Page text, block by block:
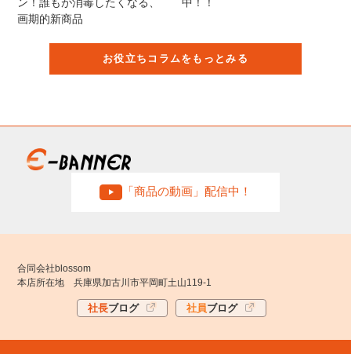
お役立ちコラムをもっとみる
「商品の動画」配信中！
合同会社blossom
本店所在地 兵庫県加古川市平岡町土山119-1
社長ブログ 社員ブログ